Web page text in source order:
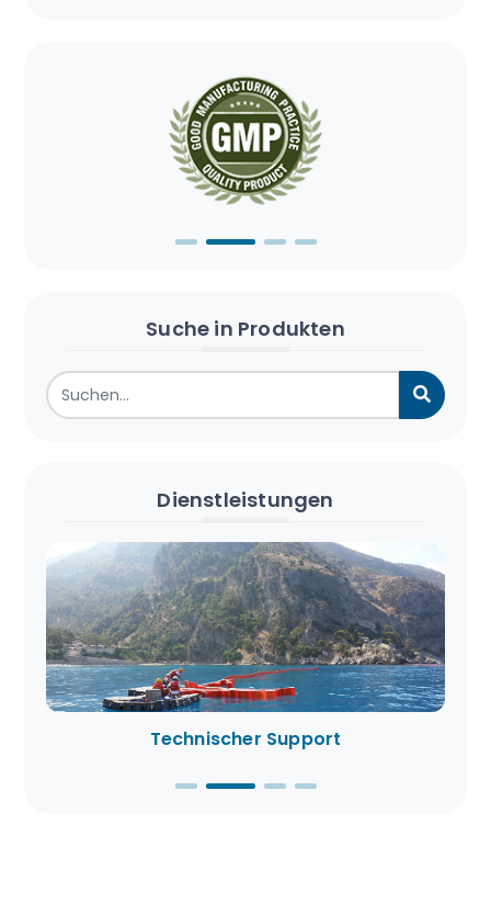
Suche in Produkten
Dienstleistungen
Technischer Support